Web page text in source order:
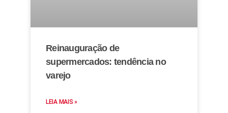
Reinauguração de
supermercados: tendência no
varejo
LEIA MAIS »